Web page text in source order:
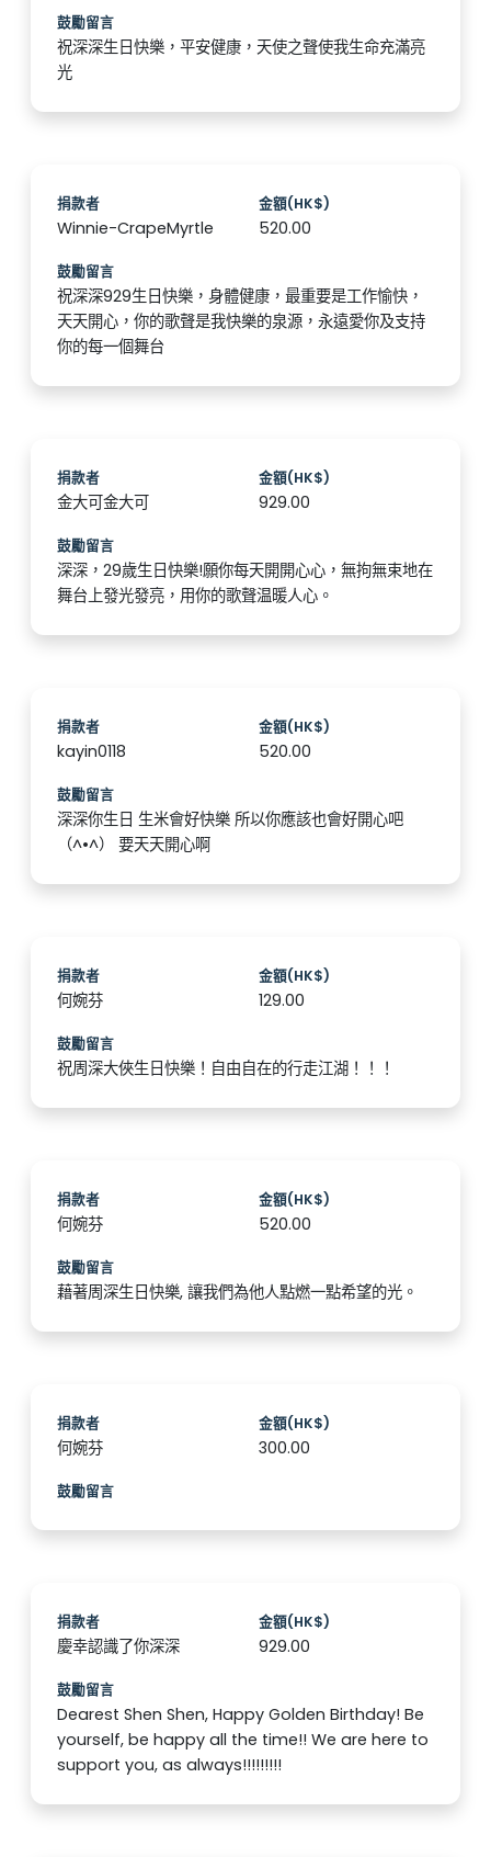
鼓勵留言
祝深深生日快樂，平安健康，天使之聲使我生命充滿亮
光
捐款者
Winnie-CrapeMyrtle
金額(HK$)
520.00
鼓勵留言
祝深深929生日快樂，身體健康，最重要是工作愉快，
天天開心，你的歌聲是我快樂的泉源，永遠愛你及支持
你的每一個舞台
捐款者
金大可金大可
金額(HK$)
929.00
鼓勵留言
深深，29歲生日快樂!願你每天開開心心，無拘無束地在
舞台上發光發亮，用你的歌聲温暖人心。
捐款者
kayin0118
金額(HK$)
520.00
鼓勵留言
深深你生日 生米會好快樂 所以你應該也會好開心吧
（^•^） 要天天開心啊
捐款者
何婉芬
金額(HK$)
129.00
鼓勵留言
祝周深大俠生日快樂！自由自在的行走江湖！！！
捐款者
何婉芬
金額(HK$)
520.00
鼓勵留言
藉著周深生日快樂, 讓我們為他人點燃一點希望的光。
捐款者
何婉芬
金額(HK$)
300.00
鼓勵留言
捐款者
慶幸認識了你深深
金額(HK$)
929.00
鼓勵留言
Dearest Shen Shen, Happy Golden Birthday! Be
yourself, be happy all the time!! We are here to
support you, as always!!!!!!!!!